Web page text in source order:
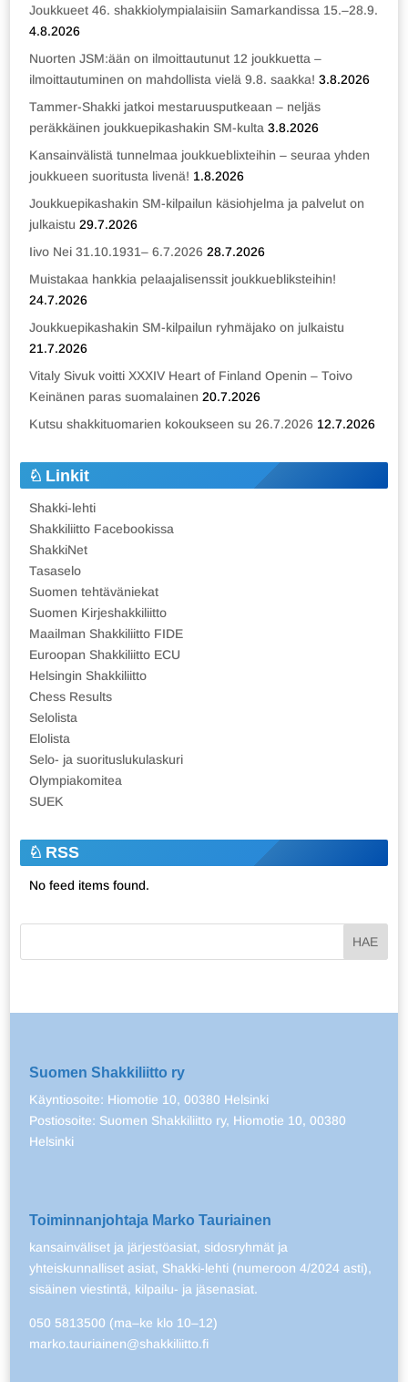
Joukkueet 46. shakkiolympialaisiin Samarkandissa 15.–28.9.
4.8.2026
Nuorten JSM:ään on ilmoittautunut 12 joukkuetta –
ilmoittautuminen on mahdollista vielä 9.8. saakka! 3.8.2026
Tammer-Shakki jatkoi mestaruusputkeaan – neljäs
peräkkäinen joukkuepikashakin SM-kulta 3.8.2026
Kansainvälistä tunnelmaa joukkueblixteihin – seuraa yhden
joukkueen suoritusta livenä! 1.8.2026
Joukkuepikashakin SM-kilpailun käsiohjelma ja palvelut on
julkaistu 29.7.2026
Iivo Nei 31.10.1931– 6.7.2026 28.7.2026
Muistakaa hankkia pelaajalisenssit joukkuebliksteihin!
24.7.2026
Joukkuepikashakin SM-kilpailun ryhmäjako on julkaistu
21.7.2026
Vitaly Sivuk voitti XXXIV Heart of Finland Openin – Toivo
Keinänen paras suomalainen 20.7.2026
Kutsu shakkituomarien kokoukseen su 26.7.2026 12.7.2026
Linkit
Shakki-lehti
Shakkiliitto Facebookissa
ShakkiNet
Tasaselo
Suomen tehtäväniekat
Suomen Kirjeshakkiliitto
Maailman Shakkiliitto FIDE
Euroopan Shakkiliitto ECU
Helsingin Shakkiliitto
Chess Results
Selolista
Elolista
Selo- ja suorituslukulaskuri
Olympiakomitea
SUEK
RSS
No feed items found.
Suomen Shakkiliitto ry
Käyntiosoite: Hiomotie 10, 00380 Helsinki
Postiosoite: Suomen Shakkiliitto ry, Hiomotie 10, 00380
Helsinki
Toiminnanjohtaja Marko Tauriainen
kansainväliset ja järjestöasiat, sidosryhmät ja
yhteiskunnalliset asiat, Shakki-lehti (numeroon 4/2024 asti),
sisäinen viestintä, kilpailu- ja jäsenasiat.
050 5813500 (ma–ke klo 10–12)
marko.tauriainen@shakkiliitto.fi